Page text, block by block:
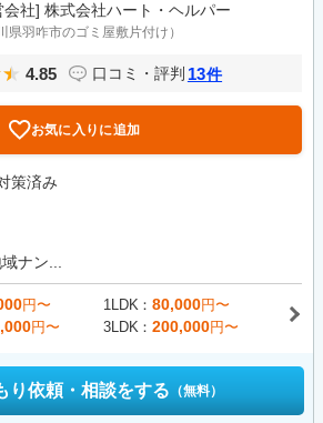
会社] 株式会社ハート・ヘルパー
県羽咋市のゴミ屋敷片付け）
4.85 口コミ・評判 13件
お気に入りに追加
策済み
ナン...
円〜 1LDK 80,000円〜
円〜 3LDK 200,000円〜
り依頼・相談をする （無料）